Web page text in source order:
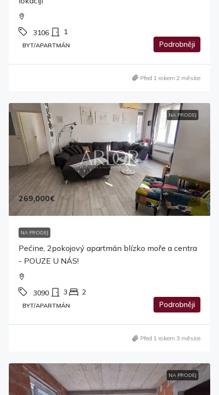
3106 1
BYT/APARTMÁN Podrobněji
Před 1 rokem 2 měsíce
NA PRODEJ
269,000€
NA PRODEJ
Pećine, 2pokojový apartmán blízko moře a centra
- POUZE U NÁS!
3090 3 2
BYT/APARTMÁN Podrobněji
Před 1 rokem 3 měsíce
NA PRODEJ